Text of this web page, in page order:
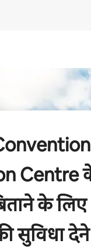
Centre
के लिए
सुविधा देने